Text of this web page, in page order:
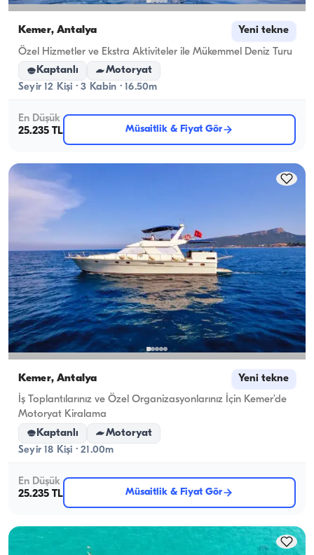
Kemer, Antalya Yeni tekne
Özel Hizmetler ve Ekstra Aktiviteler ile Mükemmel Deniz Turu
Kaptanlı
Motoryat
Seyir 12 Kişi · 3 Kabin · 16.50m
En Düşük
25.235 TL
Müsaitlik & Fiyat Gör
Kemer, Antalya Yeni tekne
İş Toplantılarınız ve Özel Organizasyonlarınız İçin Kemer’de
Motoryat Kiralama
Kaptanlı
Motoryat
Seyir 18 Kişi · 21.00m
En Düşük
25.235 TL
Müsaitlik & Fiyat Gör